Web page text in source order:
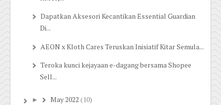
Dapatkan Aksesori Kecantikan Essential Guardian
Di...
AEON x Kloth Cares Teruskan Inisiatif Kitar Semula...
Teroka kunci kejayaan e-dagang bersama Shopee
Sell...
► May 2022 (10)